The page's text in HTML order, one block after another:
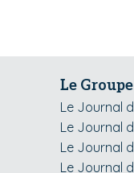
Le Groupe
Le Journal
Le Journal
Le Journal
Le Journal